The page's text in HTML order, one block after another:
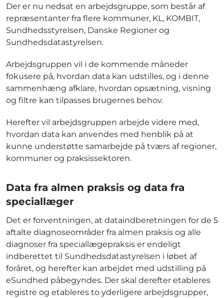
Der er nu nedsat en arbejdsgruppe, som består af
repræsentanter fra flere kommuner, KL, KOMBIT,
Sundhedsstyrelsen, Danske Regioner og
Sundhedsdatastyrelsen.
Arbejdsgruppen vil i de kommende måneder
fokusere på, hvordan data kan udstilles, og i denne
sammenhæng afklare, hvordan opsætning, visning
og filtre kan tilpasses brugernes behov.
Herefter vil arbejdsgruppen arbejde videre med,
hvordan data kan anvendes med henblik på at
kunne understøtte samarbejde på tværs af regioner,
kommuner og praksissektoren.
Data fra almen praksis og data fra
speciallæger
Det er forventningen, at dataindberetningen for de 5
aftalte diagnoseområder fra almen praksis og alle
diagnoser fra speciallægepraksis er endeligt
indberettet til Sundhedsdatastyrelsen i løbet af
foråret, og herefter kan arbejdet med udstilling på
eSundhed påbegyndes. Der skal derefter etableres
registre og etableres to yderligere arbejdsgrupper,